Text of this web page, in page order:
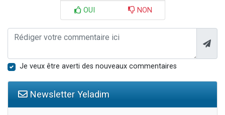
OUI NON
Je veux être averti des nouveaux commentaires
Newsletter Yeladim